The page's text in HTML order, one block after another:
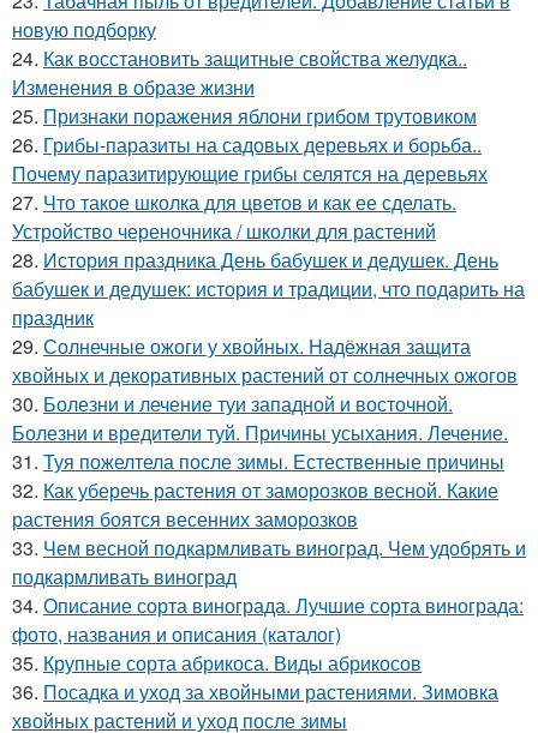
новую подборку
24. Как восстановить защитные свойства желудка..
Изменения в образе жизни
25. Признаки поражения яблони грибом трутовиком
26. Грибы-паразиты на садовых деревьях и борьба..
Почему паразитирующие грибы селятся на деревьях
27. Что такое школка для цветов и как ее сделать.
Устройство череночника / школки для растений
28. История праздника День бабушек и дедушек. День
бабушек и дедушек: история и традиции, что подарить на
праздник
29. Солнечные ожоги у хвойных. Надёжная защита
хвойных и декоративных растений от солнечных ожогов
30. Болезни и лечение туи западной и восточной.
Болезни и вредители туй. Причины усыхания. Лечение.
31. Туя пожелтела после зимы. Естественные причины
32. Как уберечь растения от заморозков весной. Какие
растения боятся весенних заморозков
33. Чем весной подкармливать виноград. Чем удобрять и
подкармливать виноград
34. Описание сорта винограда. Лучшие сорта винограда:
фото, названия и описания (каталог)
35. Крупные сорта абрикоса. Виды абрикосов
36. Посадка и уход за хвойными растениями. Зимовка
хвойных растений и уход после зимы